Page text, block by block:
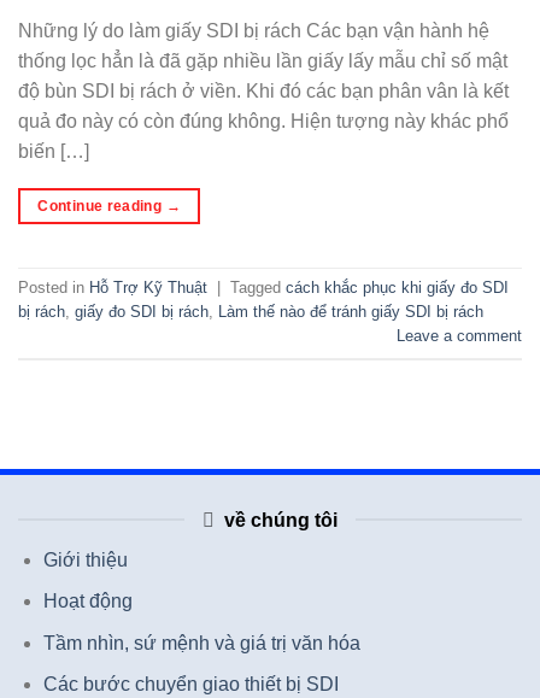
Những lý do làm giấy SDI bị rách Các bạn vận hành hệ
thống lọc hẳn là đã gặp nhiều lần giấy lấy mẫu chỉ số mật
độ bùn SDI bị rách ở viền. Khi đó các bạn phân vân là kết
quả đo này có còn đúng không. Hiện tượng này khác phổ
biến […]
Continue reading →
Posted in Hỗ Trợ Kỹ Thuật Tagged cách khắc phục khi giấy đo SDI
bị rách giấy đo SDI bị rách
Làm thế nào để tránh giấy SDI bị rách
Leave a comment
về chúng tôi
Giới thiệu
Hoạt động
Tầm nhìn, sứ mệnh và giá trị văn hóa
Các bước chuyển giao thiết bị SDI